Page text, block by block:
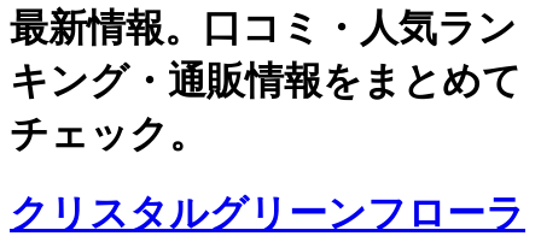
最新情報。口コミ・人気ラン
キング・通販情報をまとめて
チェック。
クリスタルグリーンフローラ